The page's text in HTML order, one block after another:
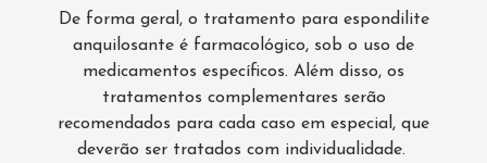
De forma geral, o tratamento para espondilite
anquilosante é farmacológico, sob o uso de
medicamentos específicos. Além disso, os
tratamentos complementares serão
recomendados para cada caso em especial, que
deverão ser tratados com individualidade.